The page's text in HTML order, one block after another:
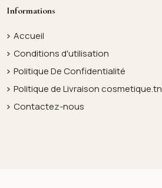
Informations
Accueil
Conditions d'utilisation
Politique De Confidentialité
Politique de Livraison cosmetique.tn
Contactez-nous